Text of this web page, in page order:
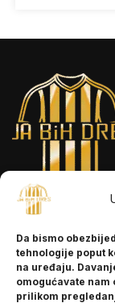
Da bismo
tehnologije poput
na uređaju.
omogućavate nam
prilikom
INFORMACIJE
O nama
Kontakt